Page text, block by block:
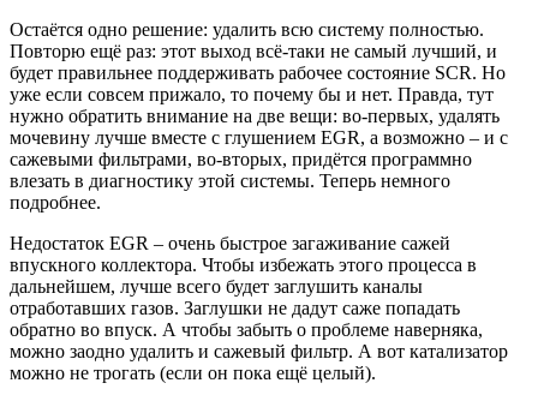
Остаётся одно решение: удалить всю систему полностью.
Повторю ещё раз: этот выход всё-таки не самый лучший, и
будет правильнее поддерживать рабочее состояние SCR. Но
уже если совсем прижало, то почему бы и нет. Правда, тут
нужно обратить внимание на две вещи: во-первых, удалять
мочевину лучше вместе с глушением EGR, а возможно – и с
сажевыми фильтрами, во-вторых, придётся программно
влезать в диагностику этой системы. Теперь немного
подробнее.
Недостаток EGR – очень быстрое загаживание сажей
впускного коллектора. Чтобы избежать этого процесса в
дальнейшем, лучше всего будет заглушить каналы
отработавших газов. Заглушки не дадут саже попадать
обратно во впуск. А чтобы забыть о проблеме наверняка,
можно заодно удалить и сажевый фильтр. А вот катализатор
можно не трогать (если он пока ещё целый).